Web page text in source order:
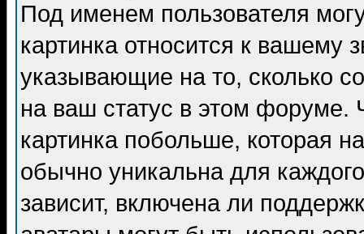
Под именем пользователя
картинка относится к вашему
указывающие на то, сколько
на ваш статус в этом форуме.
картинка побольше, которая
обычно уникальна для
зависит, включена ли